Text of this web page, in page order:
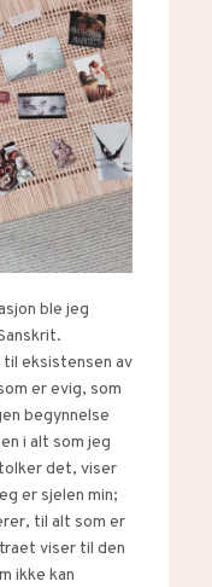
ble jeg
til eksistensen av
er evig, som
begynnelse
i alt som jeg
det, viser
er sjelen min;
til alt som er
viser til den
ikke kan